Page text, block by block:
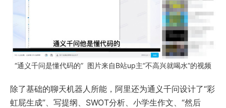
“通义千问是懂代码的” 图片来自B站up主“不高兴就喝水”的视频
除了基础的聊天机器人所能，阿里还为通义千问设计了“彩
虹屁生成”、写提纲、SWOT分析、小学生作文、“然后